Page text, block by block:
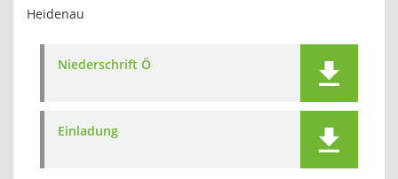
Heidenau
Niederschrift Ö
Einladung